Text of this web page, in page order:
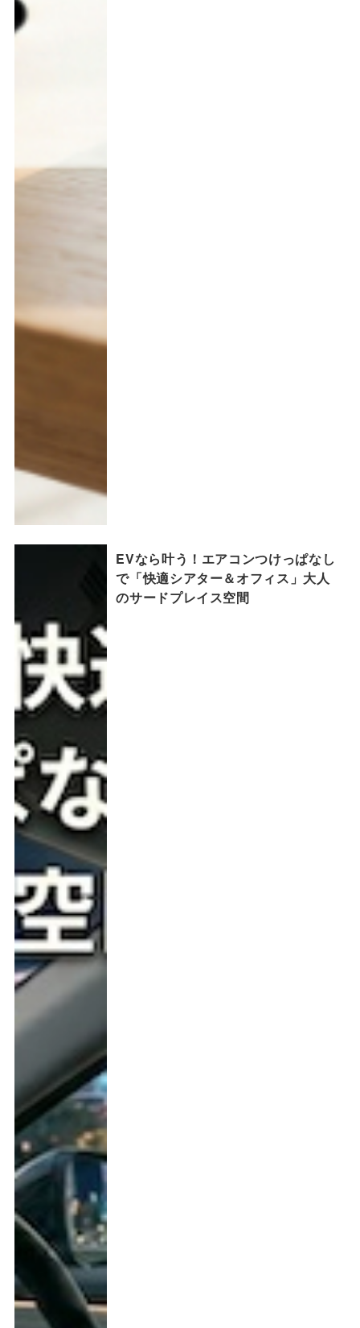
EVなら叶う！エアコンつけっぱなし
で「快適シアター＆オフィス」大人
のサードプレイス空間